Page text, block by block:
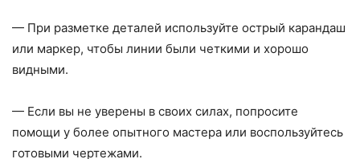
— При разметке деталей используйте острый карандаш
или маркер, чтобы линии были четкими и хорошо
видными.
— Если вы не уверены в своих силах, попросите
помощи у более опытного мастера или воспользуйтесь
готовыми чертежами.